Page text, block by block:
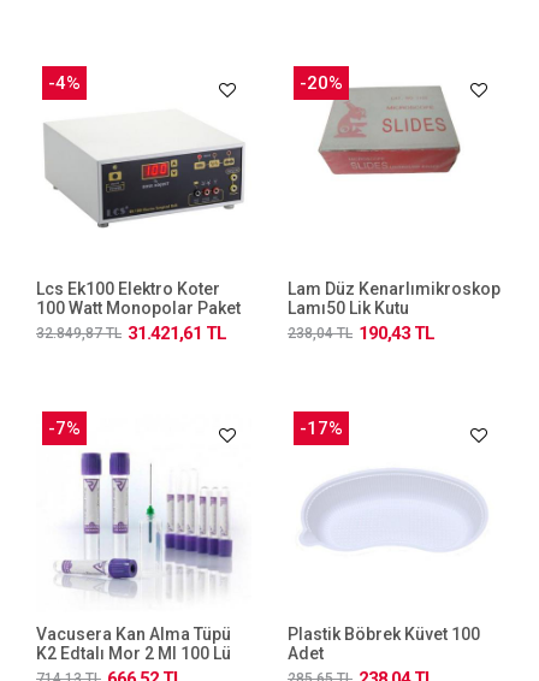
-4%
Lcs Ek100 Elektro Koter
100 Watt Monopolar Paket
2
31.421,61 TL
32.849,87 TL
-20%
Lam Düz Kenarlımikroskop
Lamı50 Lik Kutu
190,43 TL
238,04 TL
-7%
Vacusera Kan Alma Tüpü
K2 Edtalı Mor 2 Ml 100 Lü
Paket
-17%
Plastik Böbrek Küvet 100
Adet